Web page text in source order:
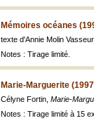
Mémoires océanes
texte d'Annie Molin
Notes : Tirage limité.
Marie-Marguerite
Célyne Fortin, Marie-
Notes : Tirage limité à 15